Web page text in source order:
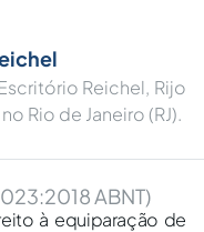
Reichel, Rijo
Rio de Janeiro (RJ).
ABNT)
à equiparação de